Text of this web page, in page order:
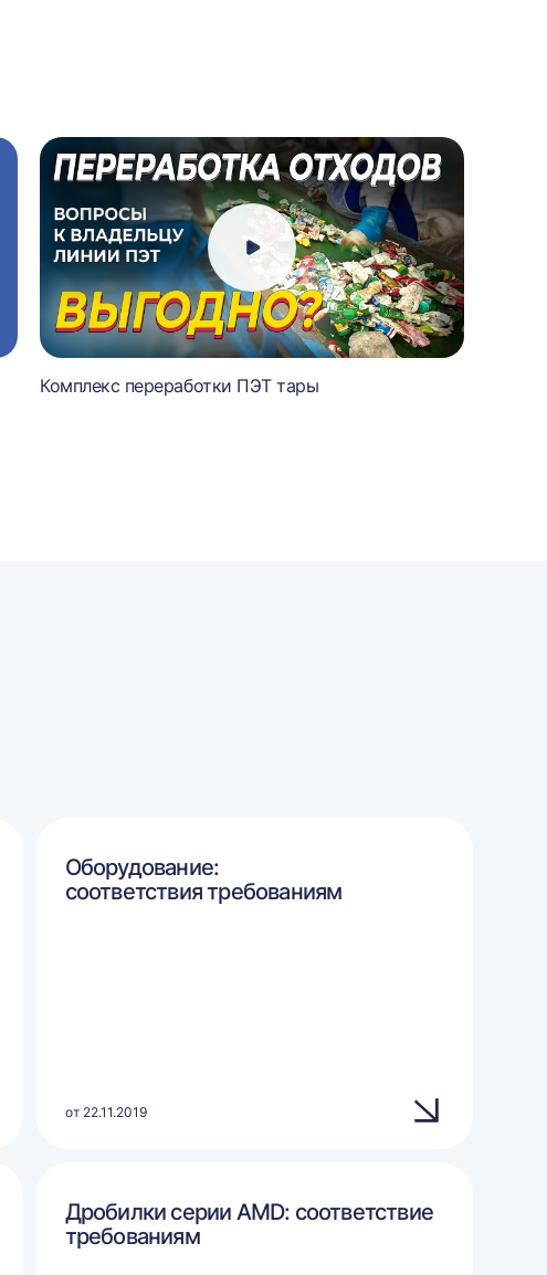
Комплекс переработки ПЭТ тары
Оборудование:
соответствия требованиям
от 22.11.2019
Дробилки серии AMD: соответствие
требованиям